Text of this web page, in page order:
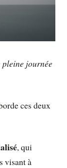
pleine journée
ces deux
, qui
visant à